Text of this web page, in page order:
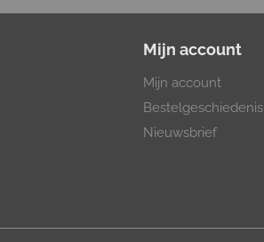
Mijn account
Mijn account
Bestelgeschiedenis
Nieuwsbrief